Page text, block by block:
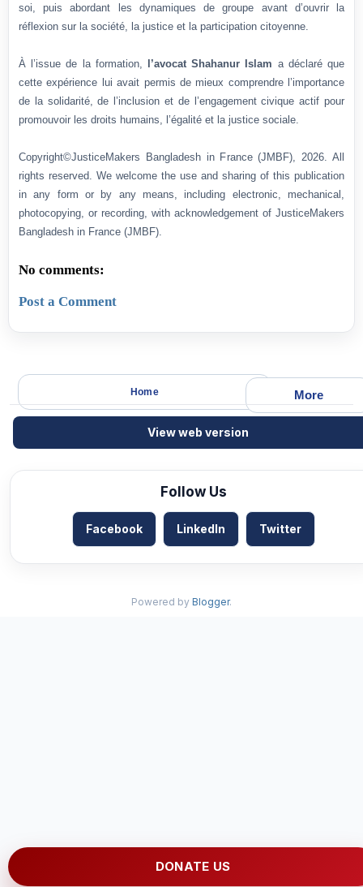
soi, puis abordant les dynamiques de groupe avant d’ouvrir la
réflexion sur la société, la justice et la participation citoyenne.
À l’issue de la formation, l’avocat Shahanur Islam a déclaré que
cette expérience lui avait permis de mieux comprendre l’importance
de la solidarité, de l’inclusion et de l’engagement civique actif pour
promouvoir les droits humains, l’égalité et la justice sociale.
Copyright©JusticeMakers Bangladesh in France (JMBF), 2026. All
rights reserved. We welcome the use and sharing of this publication
in any form or by any means, including electronic, mechanical,
photocopying, or recording, with acknowledgement of JusticeMakers
Bangladesh in France (JMBF).
No comments:
Post a Comment
More
Home
View web version
Follow Us
Facebook LinkedIn Twitter
Powered by Blogger.
DONATE US